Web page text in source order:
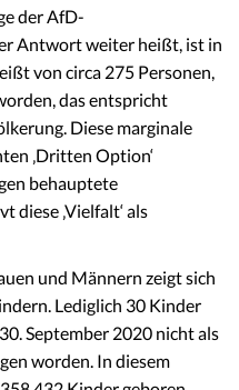
der AfD-
Antwort weiter heißt, ist in
von circa 275 Personen,
das entspricht
Diese marginale
‚Dritten Option‘
behauptete
diese ‚Vielfalt‘ als
und Männern zeigt sich
Lediglich 30 Kinder
September 2020 nicht als
worden. In diesem